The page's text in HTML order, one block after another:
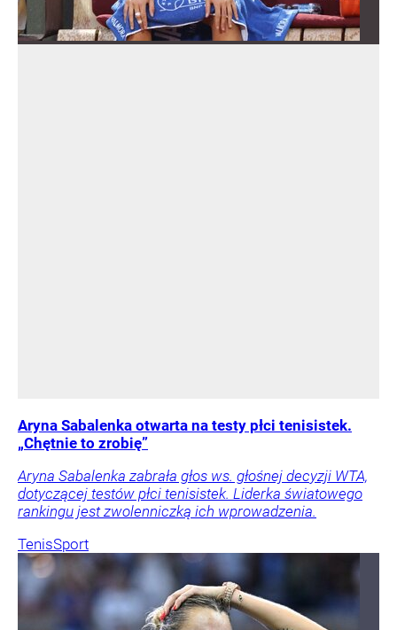
Aryna Sabalenka otwarta na testy płci tenisistek.
„Chętnie to zrobię”
Aryna Sabalenka zabrała głos ws. głośnej decyzji WTA,
dotyczącej testów płci tenisistek. Liderka światowego
rankingu jest zwolenniczką ich wprowadzenia.
TenisSport